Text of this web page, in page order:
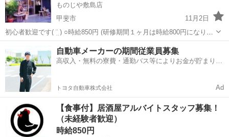
ものじや敷島店
甲斐市
11月2日
初心者歓迎です( ¨̮ ) ○時給850円 (研修期間１ヶ月は時給800円になりま
す。) ○18時30～23時頃まで (時間は相談に応じます♪) ○週1からでも
OKです。 (曜日も相談に応じます♪) まかない付き🍴で...
居酒屋
自動車メーカーの期間従業員募集
高収入・無料の寮費・通勤バス等によりお金が貯まりや
トヨタ自動車株式会社 Ad
【食事付】居酒屋アルバイトスタッフ募集！
（未経験者歓迎）
時給850円